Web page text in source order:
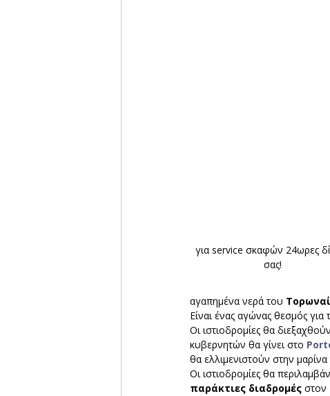
για service σκαφών 24ωρες
σας!
αγαπημένα νερά του
Είναι ένας αγώνας θεσμός για
Οι ιστιοδρομίες θα διεξαχθούν
κυβερνητών θα γίνει στο
θα ελλιμενιστούν στην
Οι ιστιοδρομίες θα
παράκτιες διαδρομές στον